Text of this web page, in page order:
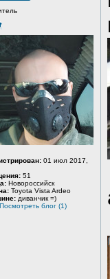
01 июл 2017,
51
Новороссийск
Toyota Vista Ardeo
диванчик =)
Посмотреть блог (1)